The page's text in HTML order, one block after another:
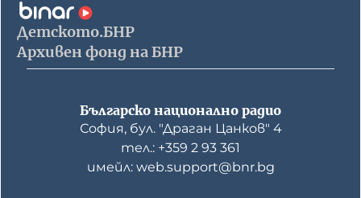
Детското.БНР
Архивен фонд на БНР
Българско национално радио
София, бул. "Драган Цанков" 4
тел.: +359 2 93 361
имейл: web.support@bnr.bg